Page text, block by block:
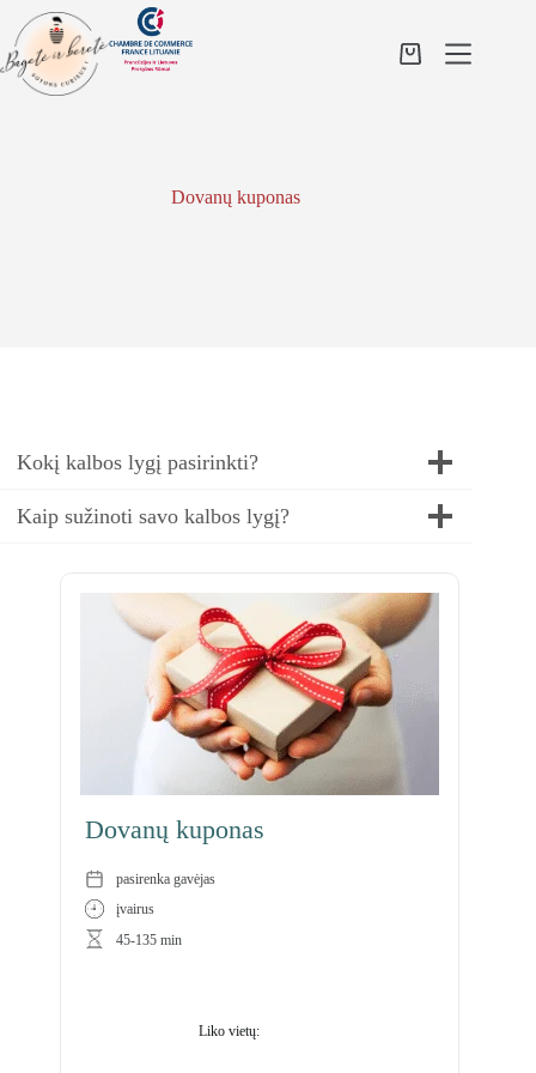
content
Shopping
Dovanų kuponas
Kokį kalbos lygį pasirinkti?
Kaip sužinoti savo kalbos lygį?
Dovanų kuponas
pasirenka gavėjas
įvairus
45-135 min
Liko vietų: